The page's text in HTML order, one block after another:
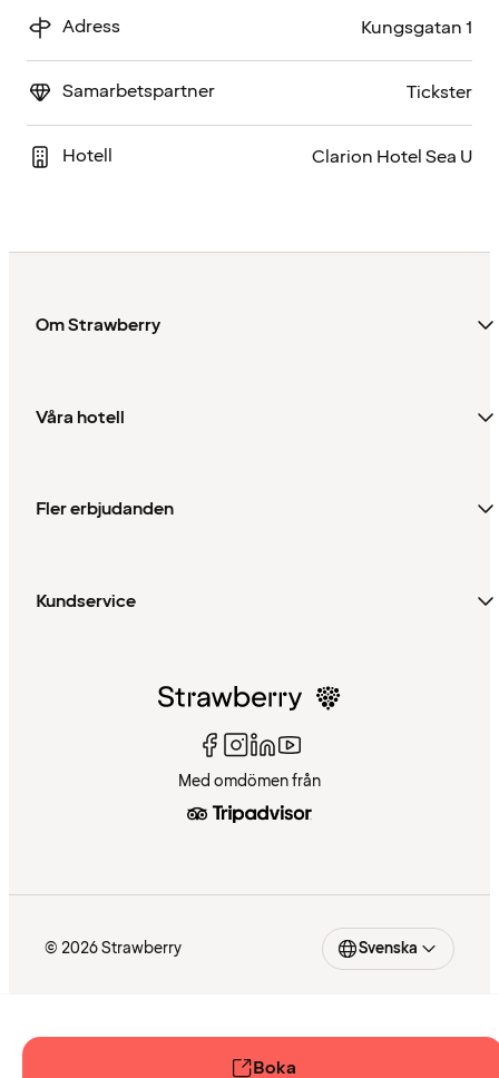
Boka
Adress Kungsgatan 1
Samarbetspartner Tickster
Hotell Clarion Hotel Sea U
Om Strawberry
Våra hotell
Fler erbjudanden
Kundservice
Med omdömen från
© 2026 Strawberry Svenska